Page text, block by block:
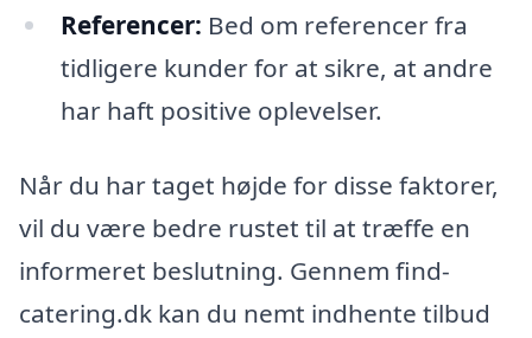
Referencer: Bed om referencer fra
tidligere kunder for at sikre, at andre
har haft positive oplevelser.
Når du har taget højde for disse faktorer,
vil du være bedre rustet til at træffe en
informeret beslutning. Gennem find-
catering.dk kan du nemt indhente tilbud